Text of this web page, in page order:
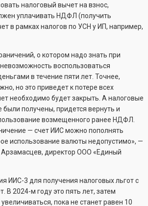
налоговый вычет на взнос,
уплачивать НДФЛ (получить
в рамках налогов по УСН у ИП, например,
о котором надо знать при
воспользоваться
в течение пяти лет. Точнее,
но это приведет к потере всех
необходимо будет закрыть. А налоговые
получены, придется вернуть и
возмещенного ранее НДФЛ.
— счет ИИС можно пополнять
использование валюты недопустимо», —
Арзамасцев, директор ООО «Единый
ИИС-3 для получения налоговых льгот с
В 2024-м году это пять лет, затем
пока не станет равен 10